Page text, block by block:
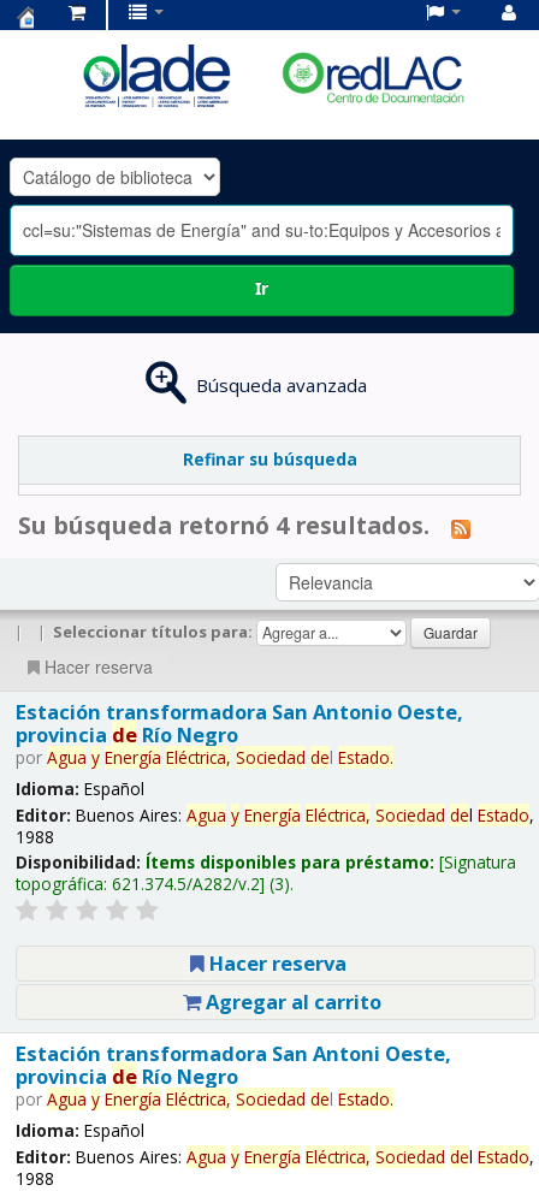
OLADE
-
Ir
Búsqueda avanzada
Refinar su búsqueda
Su búsqueda retornó 4 resultados.
| | Seleccionar títulos para:
Hacer reserva
Estación transformadora San Antonio Oeste,
provincia deRío Negro
por Agua y Energía Eléctrica, Sociedad del Estado.
Idioma: Español
Editor: Buenos Aires: Agua y Energía Eléctrica, Sociedad del Estado,
1988
Disponibilidad: Ítems disponibles para préstamo: Signatura
topográfica: 621.374.5/A282/v.2 (3).
Hacer reserva
Agregar al carrito
Estación transformadora San Antoni Oeste,
provincia deRío Negro
por Agua y Energía Eléctrica, Sociedad del Estado.
Idioma: Español
Editor: Buenos Aires: Agua y Energía Eléctrica, Sociedad del Estado,
1988